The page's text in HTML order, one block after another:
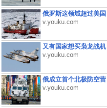
俄罗斯这领域超过美国
v.youku.com
又有国家想买枭龙战机
v.youku.com
俄成立首个北极防空营
v.youku.com